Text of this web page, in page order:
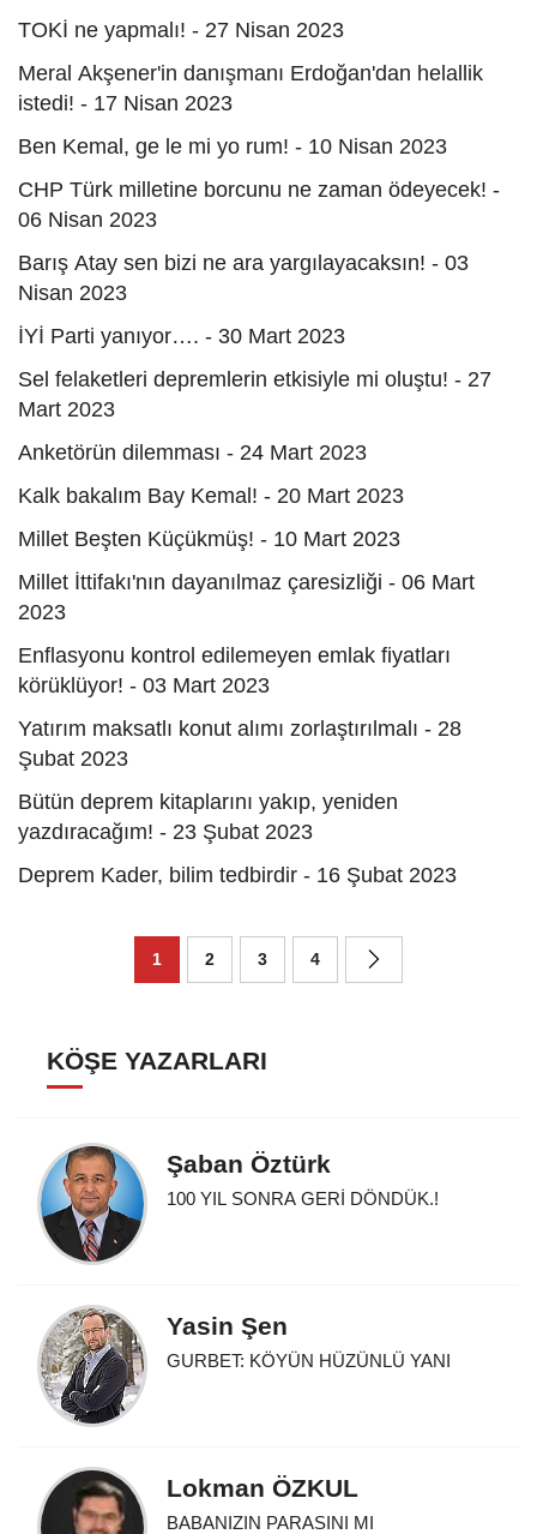
TOKİ ne yapmalı! - 27 Nisan 2023
Meral Akşener'in danışmanı Erdoğan'dan helallik
istedi! - 17 Nisan 2023
Ben Kemal, ge le mi yo rum! - 10 Nisan 2023
CHP Türk milletine borcunu ne zaman ödeyecek! -
06 Nisan 2023
Barış Atay sen bizi ne ara yargılayacaksın! - 03
Nisan 2023
İYİ Parti yanıyor…. - 30 Mart 2023
Sel felaketleri depremlerin etkisiyle mi oluştu! - 27
Mart 2023
Anketörün dilemması - 24 Mart 2023
Kalk bakalım Bay Kemal! - 20 Mart 2023
Millet Beşten Küçükmüş! - 10 Mart 2023
Millet İttifakı'nın dayanılmaz çaresizliği - 06 Mart
2023
Enflasyonu kontrol edilemeyen emlak fiyatları
körüklüyor! - 03 Mart 2023
Yatırım maksatlı konut alımı zorlaştırılmalı - 28
Şubat 2023
Bütün deprem kitaplarını yakıp, yeniden
yazdıracağım! - 23 Şubat 2023
Deprem Kader, bilim tedbirdir - 16 Şubat 2023
1 2 3 4
KÖŞE YAZARLARI
Şaban Öztürk
100 YIL SONRA GERİ DÖNDÜK.!
Yasin Şen
GURBET: KÖYÜN HÜZÜNLÜ YANI
Lokman ÖZKUL
BABANIZIN PARASINI MI